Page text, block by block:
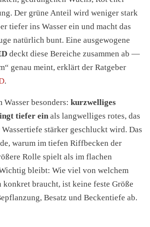
Der grüne Anteil wird weniger stark
tiefer ins Wasser ein und macht das
natürlich bunt. Eine ausgewogene
deckt diese Bereiche zusammen ab —
genau meint, erklärt der Ratgeber
.
besonders: kurzwelliges
tiefer ein als langwelliges rotes, das
stärker geschluckt wird. Das
warum im tiefen Riffbecken der
Rolle spielt als im flachen
bleibt: Wie viel von welchem
braucht, ist keine feste Größe
Besatz und Beckentiefe ab.